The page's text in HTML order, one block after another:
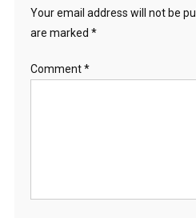
Your email address will not be
are marked *
Comment*